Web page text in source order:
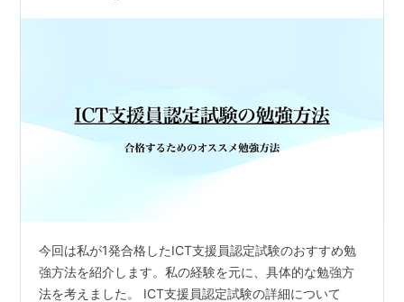
今回は私が1発合格したICT支援員認定試験のおすすめ勉
強方法を紹介します。私の経験を元に、具体的な勉強方
法を考えました。 ICT支援員認定試験の詳細について